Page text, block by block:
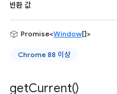
반환 값
Promise<Window[]>
Chrome 88 이상
getCurrent()